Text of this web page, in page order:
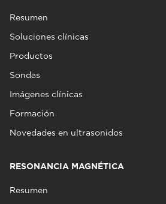
Resumen
Soluciones clínicas
Productos
Sondas
Imágenes clínicas
Formación
Novedades en ultrasonidos
RESONANCIA MAGNÉTICA
Resumen